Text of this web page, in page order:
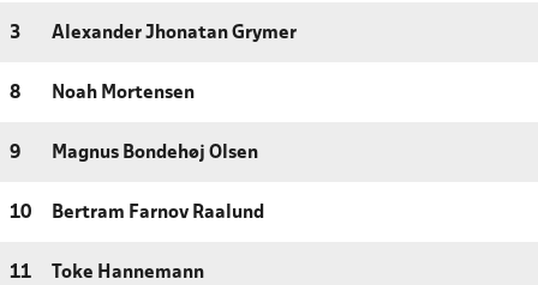
3 Alexander Jhonatan Grymer
8 Noah Mortensen
9 Magnus Bondehøj Olsen
10 Bertram Farnov Raalund
11 Toke Hannemann